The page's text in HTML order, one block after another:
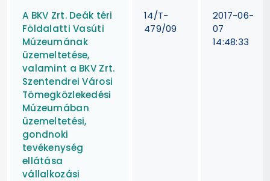
A BKV Zrt. Deák téri
Földalatti Vasúti
Múzeumának
üzemeltetése,
valamint a BKV Zrt.
Szentendrei Városi
Tömegközlekedési
Múzeumában
üzemeltetési,
gondnoki
tevékenység
ellátása
vállalkozási
14/T-
479/09
2017-06-
07
14:48:33